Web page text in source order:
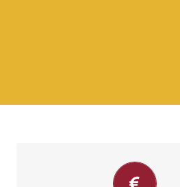
Precios Económicos